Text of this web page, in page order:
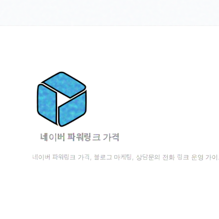
네이버 파워링크 가격
네이버 파워링크 가격, 블로그 마케팅, 상담문의 전화 링크 운영 가